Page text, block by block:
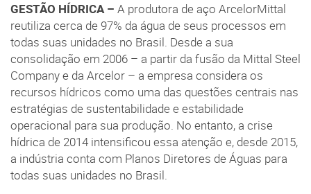
GESTÃO HÍDRICA – A produtora de aço ArcelorMittal
reutiliza cerca de 97% da água de seus processos em
todas suas unidades no Brasil. Desde a sua
consolidação em 2006 – a partir da fusão da Mittal Steel
Company e da Arcelor – a empresa considera os
recursos hídricos como uma das questões centrais nas
estratégias de sustentabilidade e estabilidade
operacional para sua produção. No entanto, a crise
hídrica de 2014 intensificou essa atenção e, desde 2015,
a indústria conta com Planos Diretores de Águas para
todas suas unidades no Brasil.